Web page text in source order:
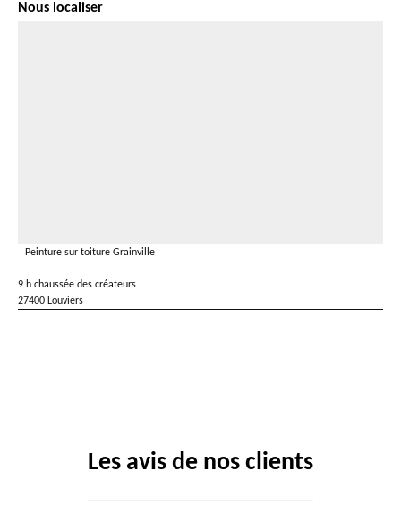
Nous localiser
Peinture sur toiture Grainville
9 h chaussée des créateurs
27400 Louviers
Les avis de nos clients